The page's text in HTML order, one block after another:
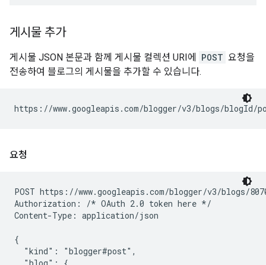
게시물 추가
게시물 JSON 본문과 함께 게시물 컬렉션 URI에 POST 요청을
전송하여 블로그의 게시물을 추가할 수 있습니다.
https://www.googleapis.com/blogger/v3/blogs/blogId
요청
POST https://www.googleapis.com/blogger/v3/blogs/
Authorization: /* OAuth 2.0 token here */
Content-Type: application/json
{
  "kind": "blogger#post",